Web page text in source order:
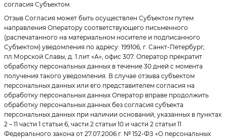
согласия Субъектом.
Отзыв Согласия может быть осуществлен Субъектом путем
направления Оператору соответствующего письменного
(распечатанного на материальном носителе и подписанного
Субъектом) уведомления по адресу: 199106, г. Санкт-Петербург,
пл.Морской Славы, д. 1 лит «А», офис 307. Оператор прекратит
обработку персональных данных в течение 30 дней с момента
получения такого уведомления. В случае отзыва субъектом
персональных данных или его представителем согласия на
обработку персональных данных Оператор вправе продолжить
обработку персональных данных без согласия субъекта
персональных данных при наличии оснований, указанных в пунктах
2 – 11 части 1 статьи 6, части 2 статьи 10 и части 2 статьи 11
Федерального закона от 27.07.2006 г. № 152-ФЗ «О персональных